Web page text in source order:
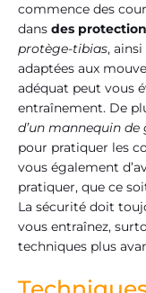
commence des
dans des
protège-tibias,
adaptées aux
adéquat peut vous
entraînement. De
d’un mannequin
pour pratiquer les
vous également
pratiquer, que ce
La sécurité doit
vous entraînez,
techniques plus